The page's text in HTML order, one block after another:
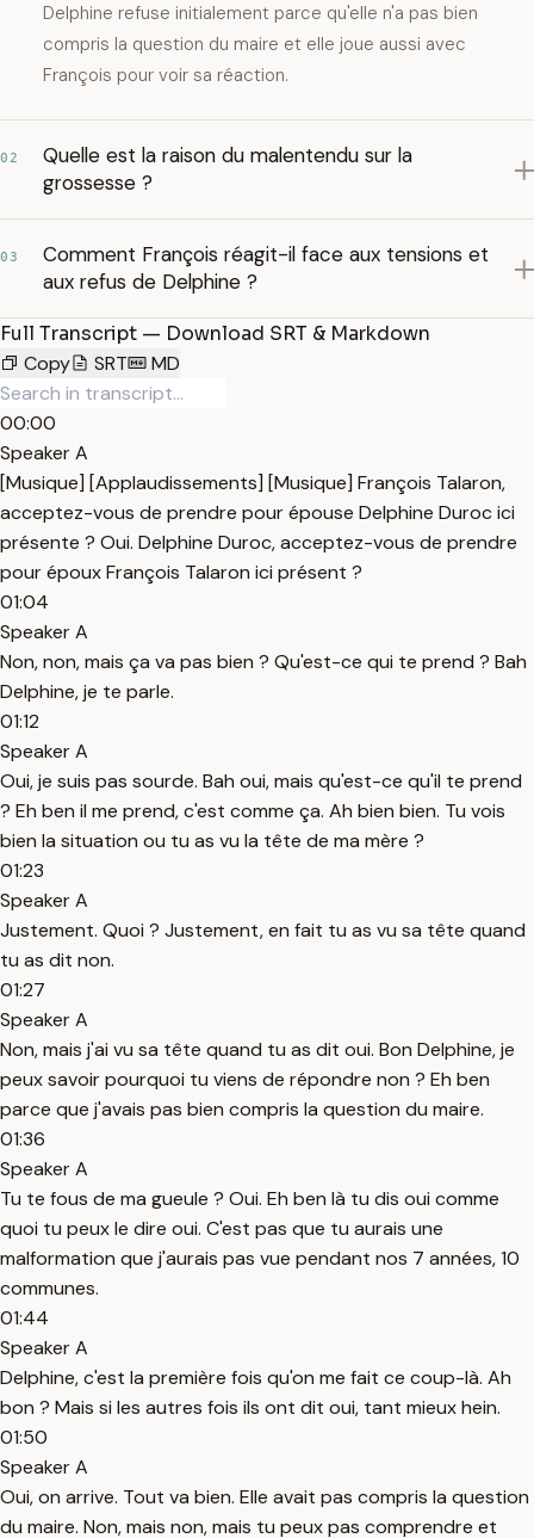
Delphine refuse initialement parce qu'elle n'a pas bien
compris la question du maire et elle joue aussi avec
François pour voir sa réaction.
02
Quelle est la raison du malentendu sur la
grossesse ?
03
Comment François réagit-il face aux tensions et
aux refus de Delphine ?
Full Transcript — Download SRT & Markdown
Copy
SRT MD
00:00
Speaker A
[Musique] [Applaudissements] [Musique] François Talaron,
acceptez-vous de prendre pour épouse Delphine Duroc ici
présente ? Oui. Delphine Duroc, acceptez-vous de prendre
pour époux François Talaron ici présent ?
01:04
Speaker A
Non, non, mais ça va pas bien ? Qu'est-ce qui te prend ? Bah
Delphine, je te parle.
01:12
Speaker A
Oui, je suis pas sourde. Bah oui, mais qu'est-ce qu'il te prend
? Eh ben il me prend, c'est comme ça. Ah bien bien. Tu vois
bien la situation ou tu as vu la tête de ma mère ?
01:23
Speaker A
Justement. Quoi ? Justement, en fait tu as vu sa tête quand
tu as dit non.
01:27
Speaker A
Non, mais j'ai vu sa tête quand tu as dit oui. Bon Delphine, je
peux savoir pourquoi tu viens de répondre non ? Eh ben
parce que j'avais pas bien compris la question du maire.
01:36
Speaker A
Tu te fous de ma gueule ? Oui. Eh ben là tu dis oui comme
quoi tu peux le dire oui. C'est pas que tu aurais une
malformation que j'aurais pas vue pendant nos 7 années, 10
communes.
01:44
Speaker A
Delphine, c'est la première fois qu'on me fait ce coup-là. Ah
bon ? Mais si les autres fois ils ont dit oui, tant mieux hein.
01:50
Speaker A
Oui, on arrive. Tout va bien. Elle avait pas compris la question
du maire. Non, mais non, mais tu peux pas comprendre et